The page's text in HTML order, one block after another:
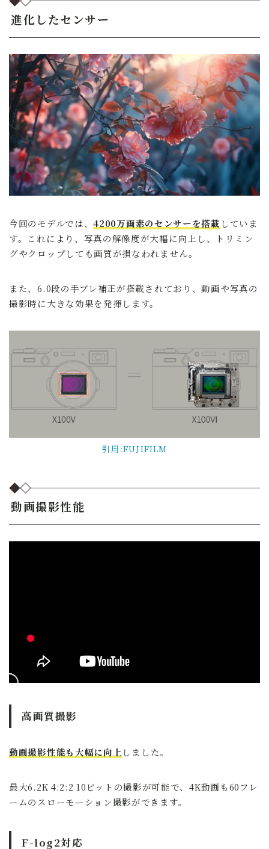
進化したセンサー
今回のモデルでは、4200万画素のセンサーを搭載 していま
す。これにより、写真の解像度が大幅に向上し、トリミン
グやクロップしても画質が損なわれません。
また、6.0段の手ブレ補正が搭載されており、動画や写真の
撮影時に大きな効果を発揮します。
引用:FUJIFILM
動画撮影性能
高画質撮影
動画撮影性能も大幅に向上 しました。
最大6.2K 4:2:2 10ビットの撮影が可能で、4K動画も60フレ
ームのスローモーション撮影ができます。
F-log2対応